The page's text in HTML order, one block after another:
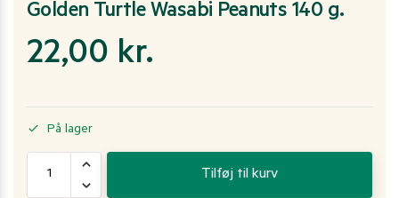
Golden Turtle Wasabi Peanuts 140 g.
22,00 kr.
På lager
Tilføj til kurv